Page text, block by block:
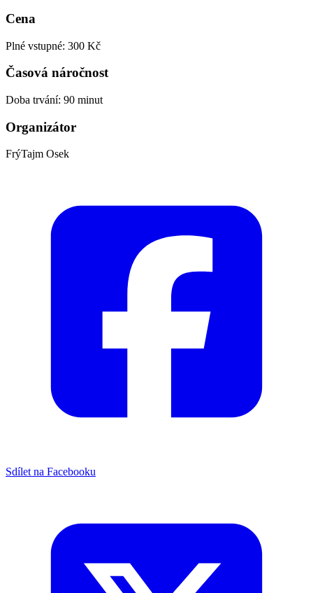
Cena
Plné vstupné: 300 Kč
Časová náročnost
Doba trvání: 90 minut
Organizátor
FrýTajm Osek
Sdílet na Facebooku